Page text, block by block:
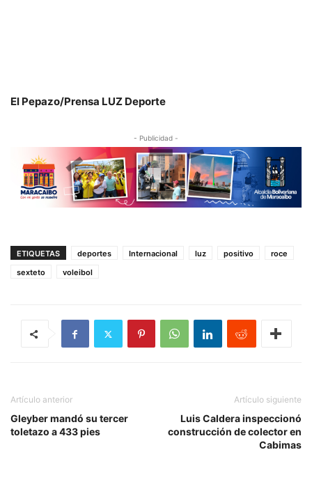
El Pepazo/Prensa LUZ Deporte
- Publicidad -
ETIQUETAS deportes Internacional luz positivo
roce
sexteto
voleibol
Artículo anterior
Gleyber mandó su tercer
toletazo a 433 pies
Artículo siguiente
Luis Caldera inspeccionó
construcción de colector en
Cabimas